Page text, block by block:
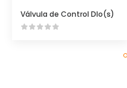
Válvula de Control Dlo(s)